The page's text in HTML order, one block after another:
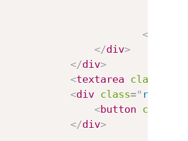
</
</div>
</div>
<textarea class
<div class=" row
<button class
</div>